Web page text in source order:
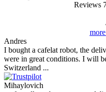
Reviews
Andres
I bought a cafelat robot, the
were in great conditions. I will
Switzerland ...
Mihaylovich